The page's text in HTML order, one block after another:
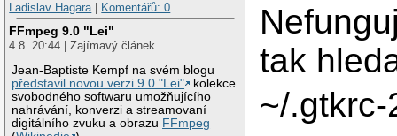
Ladislav Hagara| Komentářů: 0
FFmpeg 9.0 "Lei"
4.8. 20:44 | Zajímavý článek
Jean-Baptiste Kempf na svém blogu
představil novou verzi 9.0 "Lei"
kolekce
svobodného softwaru umožňujícího
nahrávání, konverzi a streamovaní
digitálního zvuku a obrazu FFmpeg
tak
~/.gtkrc-